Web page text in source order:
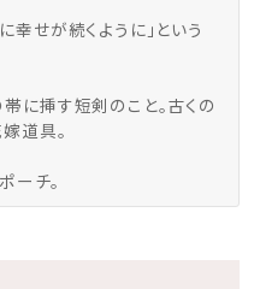
せが続くように」という
挿す短剣のこと。古くの
道具。
チ。